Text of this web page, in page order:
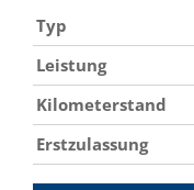
Typ
Leistung
Kilometerstand
Erstzulassung